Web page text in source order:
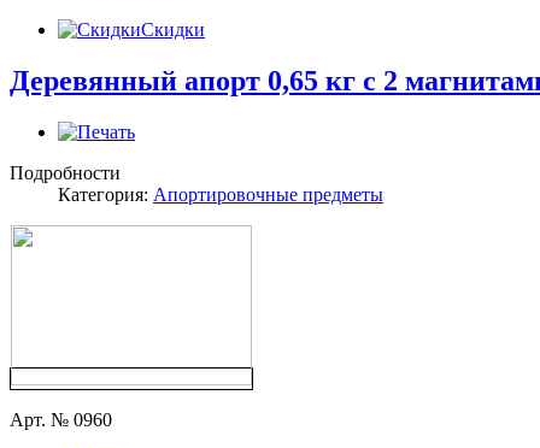
Скидки
Деревянный апорт 0,65 кг с 2
Подробности
Категория: Апортировочные предметы
Арт. № 0960